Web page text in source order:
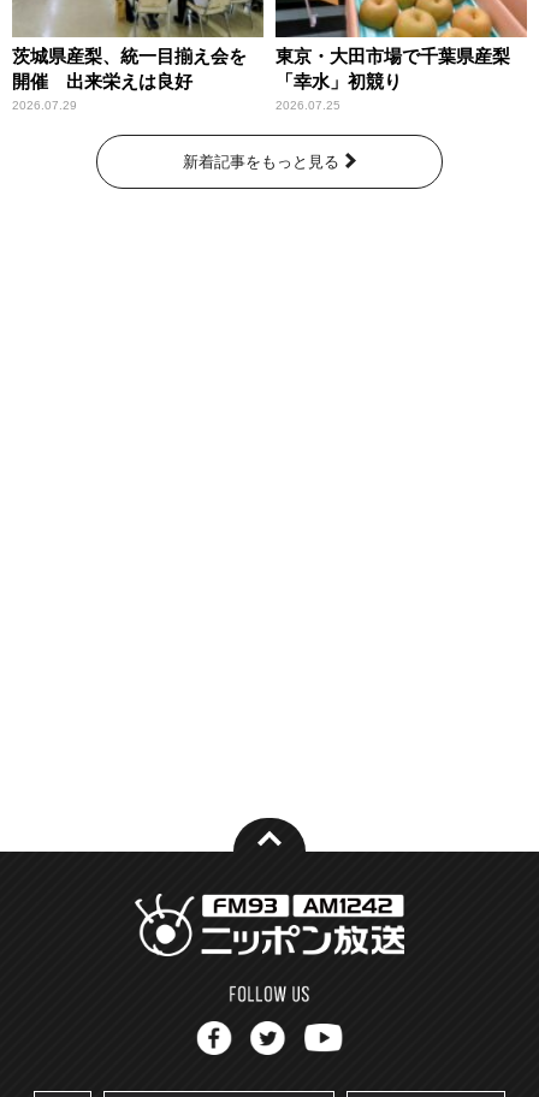
茨城県産梨、統一目揃え会を
開催 出来栄えは良好
2026.07.29
東京・大田市場で千葉県産梨
「幸水」初競り
2026.07.25
新着記事をもっと見る